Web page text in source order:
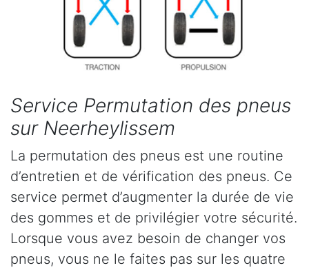
Service Permutation des pneus
sur Neerheylissem
La permutation des pneus est une routine
d’entretien et de vérification des pneus. Ce
service permet d’augmenter la durée de vie
des gommes et de privilégier votre sécurité.
Lorsque vous avez besoin de changer vos
pneus, vous ne le faites pas sur les quatre